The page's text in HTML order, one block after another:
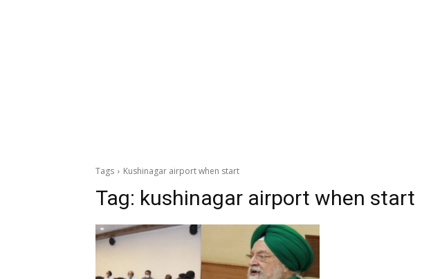
Tags Kushinagar airport when start
Tag: kushinagar airport when start